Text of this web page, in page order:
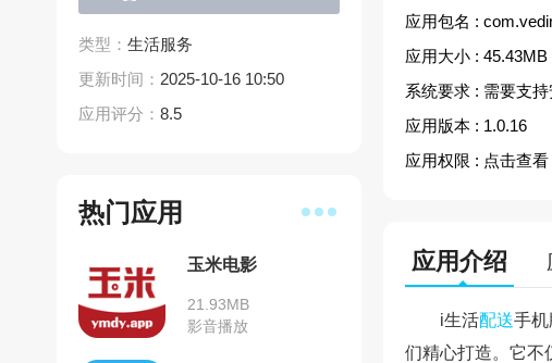
类型： 生活服务
更新时间： 2025-10-16 10:50
应用评分： 8.5
热门应用
玉米电影
21.93MB
影音播放
应用包名 :
应用大小 : 45.43MB
系统要求 : 需要支
应用版本 : 1.0.16
应用权限 : 点击查看
应用介绍
i生活配送手
们精心打造。它不